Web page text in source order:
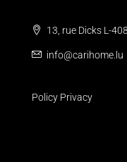
13, rue Dicks L-
info@carihome.lu
Policy Privacy